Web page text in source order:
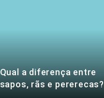
Qual a diferença entre
sapos, rãs e pererecas?